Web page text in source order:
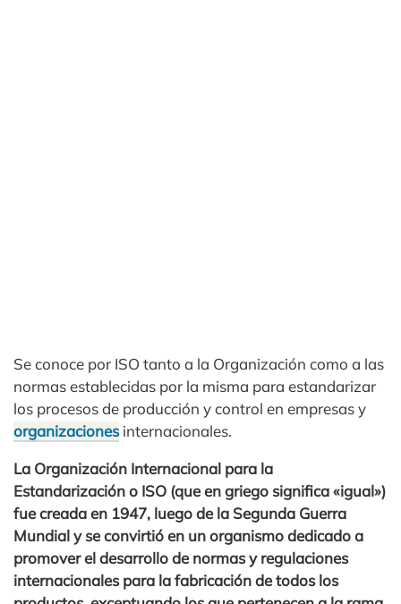
Se conoce por ISO tanto a la Organización como a las
normas establecidas por la misma para estandarizar
los procesos de producción y control en empresas y
organizacionesinternacionales.
La Organización Internacional para la
Estandarización o ISO (que en griego significa «igual»)
fue creada en 1947, luego de la Segunda Guerra
Mundial y se convirtió en un organismo dedicado a
promover el desarrollo de normas y regulaciones
internacionales para la fabricación de todos los